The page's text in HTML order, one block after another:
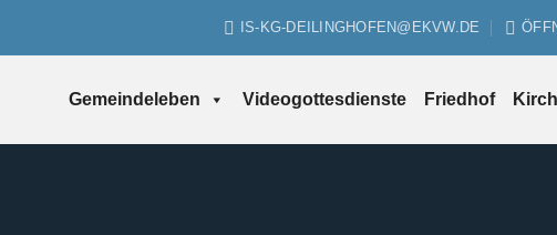
IS-KG-DEILINGHOFEN@EKVW.DE
Gemeindeleben Videogottesdienste Friedhof